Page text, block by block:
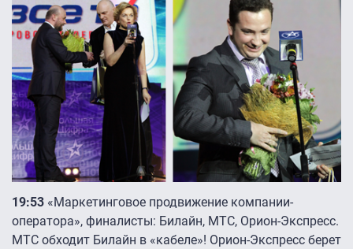
19:53 «Маркетинговое продвижение компании-
оператора», финалисты: Билайн, МТС, Орион-Экспресс.
МТС обходит Билайн в «кабеле»! Орион-Экспресс берет